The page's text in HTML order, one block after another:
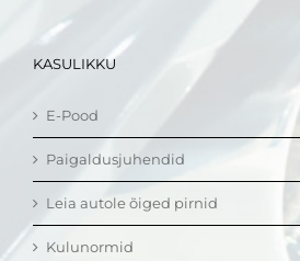
KASULIKKU
E-Pood
Paigaldusjuhendid
Leia autole õiged pirnid
Kulunormid